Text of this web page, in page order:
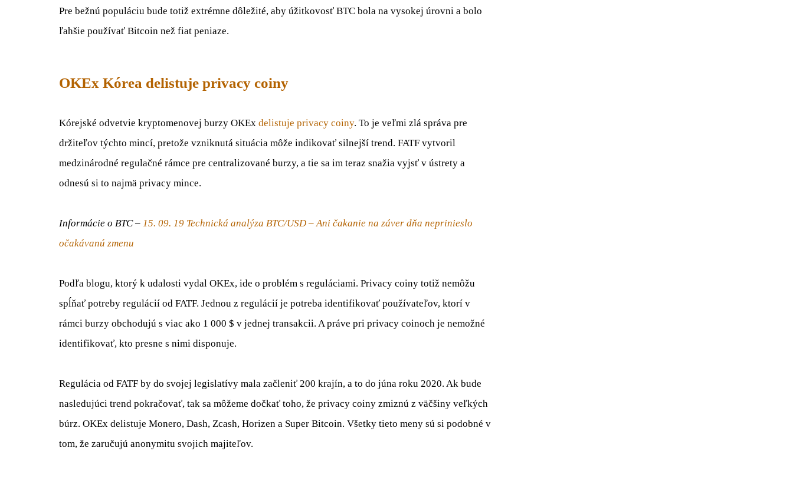
Pre bežnú populáciu bude totiž extrémne dôležité, aby úžitkovosť BTC bola na vysokej úrovni a bolo
ľahšie používať Bitcoin než fiat peniaze.
OKEx Kórea delistuje privacy coiny
Kórejské odvetvie kryptomenovej burzy OKEx delistuje privacy coiny. To je veľmi zlá správa pre
držiteľov týchto mincí, pretože vzniknutá situácia môže indikovať silnejší trend. FATF vytvoril
medzinárodné regulačné rámce pre centralizované burzy, a tie sa im teraz snažia vyjsť v ústrety a
odnesú si to najmä privacy mince.
Informácie o BTC – 15. 09. 19 Technická analýza BTC/USD – Ani čakanie na záver dňa neprinieslo
očakávanú zmenu
Podľa blogu, ktorý k udalosti vydal OKEx, ide o problém s reguláciami. Privacy coiny totiž nemôžu
spĺňať potreby regulácií od FATF. Jednou z regulácií je potreba identifikovať používateľov, ktorí v
rámci burzy obchodujú s viac ako 1 000 $ v jednej transakcii. A práve pri privacy coinoch je nemožné
identifikovať, kto presne s nimi disponuje.
Regulácia od FATF by do svojej legislatívy mala začleniť 200 krajín, a to do júna roku 2020. Ak bude
nasledujúci trend pokračovať, tak sa môžeme dočkať toho, že privacy coiny zmiznú z väčšiny veľkých
búrz. OKEx delistuje Monero, Dash, Zcash, Horizen a Super Bitcoin. Všetky tieto meny sú si podobné v
tom, že zaručujú anonymitu svojich majiteľov.